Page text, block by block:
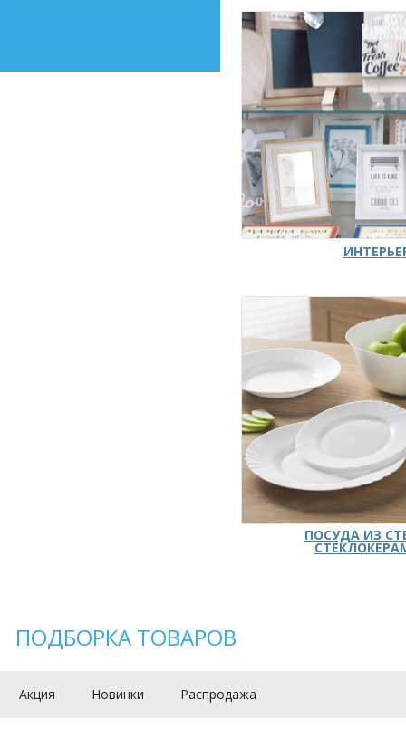
ПОСУДА ИЗ
ПОДБОРКА ТОВАРОВ
Акция Новинки Распродажа